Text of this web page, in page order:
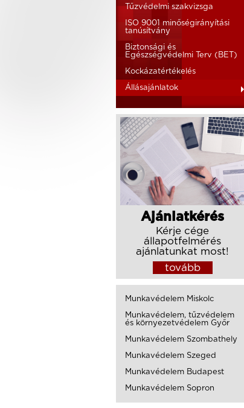
Tűzvédelmi szakvizsga
ISO 9001 minőségirányítási
tanúsítvány
Biztonsági és
Egészségvédelmi Terv (BET)
Kockázatértékelés
Állásajánlatok
Ajánlatkérés
Kérje cége
állapotfelmérés
ajánlatunkat most!
tovább
Munkavédelem Miskolc
Munkavédelem, tűzvédelem
és környezetvédelem Győr
Munkavédelem Szombathely
Munkavédelem Szeged
Munkavédelem Budapest
Munkavédelem Sopron